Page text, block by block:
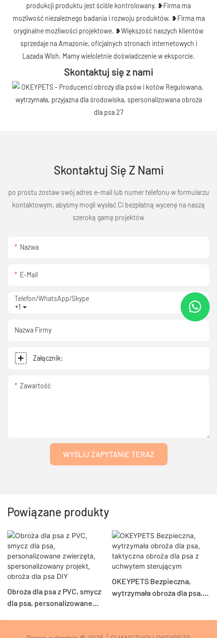
produkcji produktu jest ściśle kontrolowany. ❥Firma ma
możliwość niezależnego badania i rozwoju produktów. ❥Firma ma
oryginalne możliwości projektowe. ❥Większość naszych klientów
sprzedaje na Amazonie, oficjalnych stronach internetowych i
Lazada Wish. Mamy wieloletnie doświadczenie w eksporcie.
Skontaktuj się z nami
Skontaktuj Się Z Nami
po prostu zostaw swój adres e-mail lub numer telefonu w formularzu
kontaktowym, abyśmy mogli wysłać Ci bezpłatną wycenę na naszą
szeroką gamę projektów
Nazwa
E-Mail
+1
Telefon/WhatsApp/Skype
Nazwa Firmy
Załącznik:
Zawartość
WYŚLIJ ZAPYTANIE TERAZ
Powiązane produkty
Obroża dla psa z PVC, smycz
dla psa, personalizowane
OKEYPETS Bezpieczna,
wytrzymała obroża dla psa,